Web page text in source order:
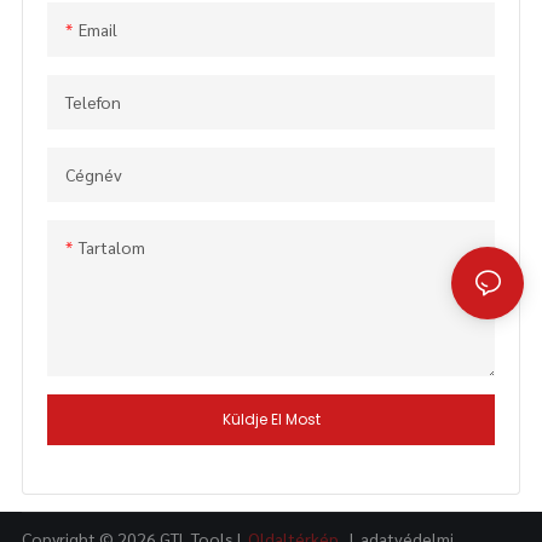
Email
Telefon
Cégnév
Tartalom
Küldje El Most
pengével (BC328) - KÍNA GTL